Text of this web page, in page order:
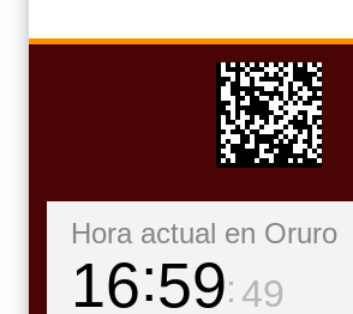
Hora actual en Oruro
16 59 51